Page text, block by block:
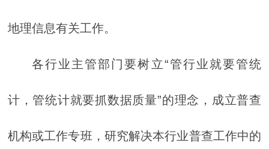
地理信息有关工作。
各行业主管部门要树立“管行业就要管统
计，管统计就要抓数据质量”的理念，成立普查
机构或工作专班，研究解决本行业普查工作中的